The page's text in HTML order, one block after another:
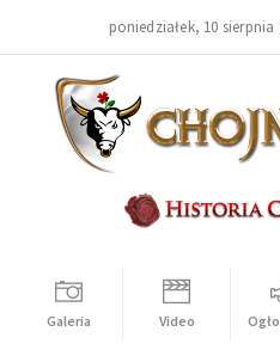
poniedziałek, 10
Galeria Video